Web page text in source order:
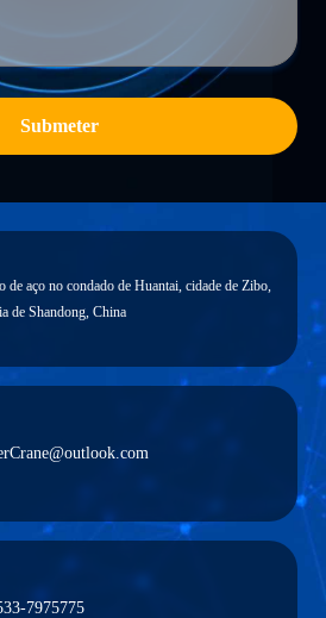
Submeter
de aço no condado de Huantai, cidade de Zibo,
de Shandong, China
7975775